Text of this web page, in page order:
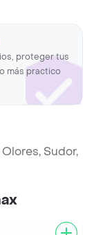
proteger tus
más practico
Sudor,